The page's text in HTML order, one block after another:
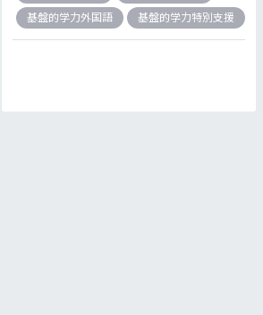
基盤的学力外国語
基盤的学力特別支援